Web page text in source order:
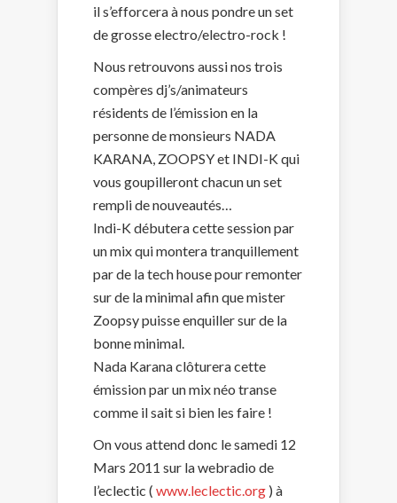
il s’efforcera à nous pondre un set
de grosse electro/electro-rock !
Nous retrouvons aussi nos trois
compères dj’s/animateurs
résidents de l’émission en la
personne de monsieurs NADA
KARANA, ZOOPSY et INDI-K qui
vous goupilleront chacun un set
rempli de nouveautés…
Indi-K débutera cette session par
un mix qui montera tranquillement
par de la tech house pour remonter
sur de la minimal afin que mister
Zoopsy puisse enquiller sur de la
bonne minimal.
Nada Karana clôturera cette
émission par un mix néo transe
comme il sait si bien les faire !
On vous attend donc le samedi 12
Mars 2011 sur la webradio de
l’eclectic ( www.leclectic.org ) à